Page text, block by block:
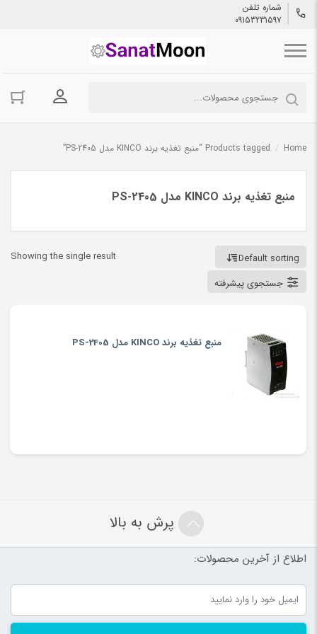
شماره تلفن
09153231597
ورود به
Home
/ Products tagged “منبع تغذیه برند KINCO مدل PS-2405”
منبع تغذیه برند KINCO مدل PS-2405
Showing the single result
Default sorting
جستجوی پیشرفته
منبع تغذیه برند KINCO مدل PS-2405
پرش به بالا
اطلاع از آخرین محصولات: